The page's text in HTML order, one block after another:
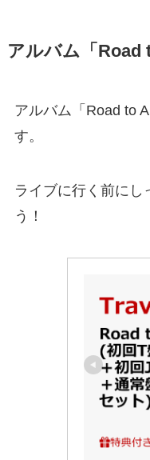
アルバム「Road
アルバム「Road to
す。
ライブに行く前にし
う！